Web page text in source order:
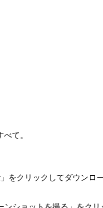
て。
をクリックしてダウン